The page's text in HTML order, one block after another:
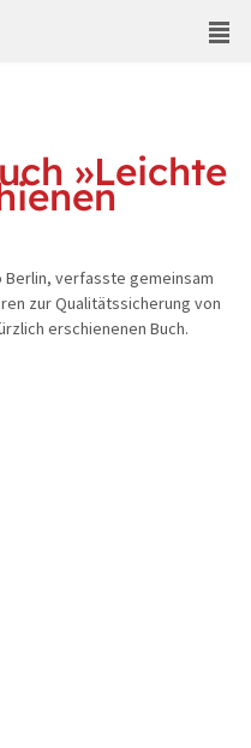
»Leichte
verfasste gemeinsam
zur Qualitätssicherung von
erschienenen Buch.